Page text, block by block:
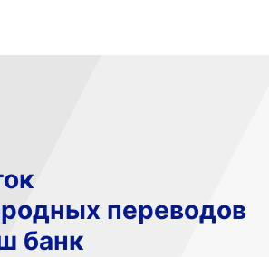
переводов
банк